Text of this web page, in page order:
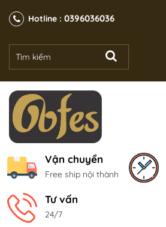
Hotline : 0396036036
Vận chuyển
Free ship nội thành
Tư vấn
24/7